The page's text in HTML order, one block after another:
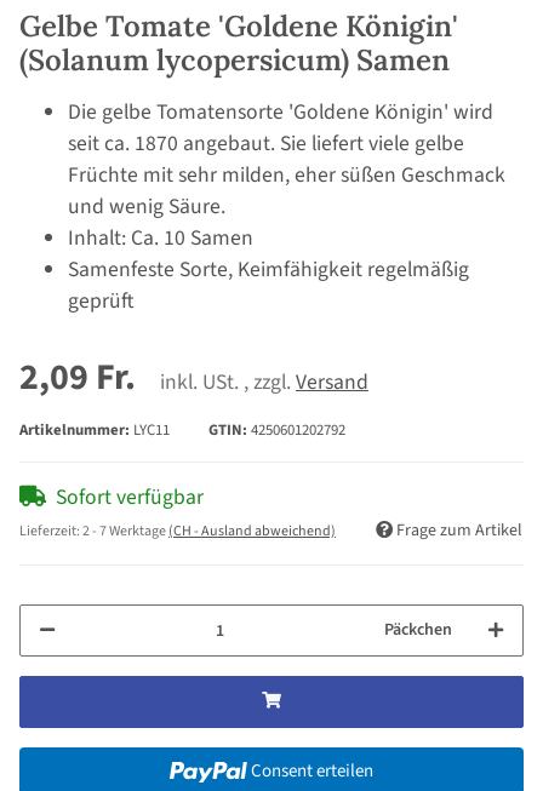
Gelbe Tomate 'Goldene Königin'
(Solanum lycopersicum) Samen
Die gelbe Tomatensorte 'Goldene Königin' wird
seit ca. 1870 angebaut. Sie liefert viele gelbe
Früchte mit sehr milden, eher süßen Geschmack
und wenig Säure.
Inhalt: Ca. 10 Samen
Samenfeste Sorte, Keimfähigkeit regelmäßig
geprüft
2,09 Fr. inkl. USt. , zzgl. Versand
Artikelnummer: LYC11 GTIN: 4250601202792
Sofort verfügbar
Lieferzeit:2 - 7 Werktage(CH - Ausland abweichend) Frage zum Artikel
Päckchen
Consent erteilen